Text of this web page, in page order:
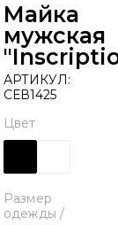
Майка
мужская
АРТИКУЛ:
СЕВ1425
Цвет
Размер
одежды /